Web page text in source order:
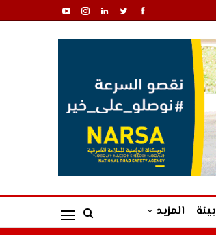
بيئة المزيد